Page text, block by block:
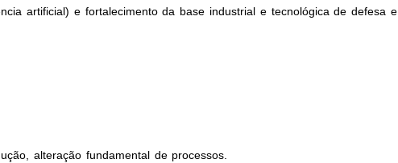
artificial) e fortalecimento da base industrial e tecnológica de defesa e
alteração fundamental de processos.